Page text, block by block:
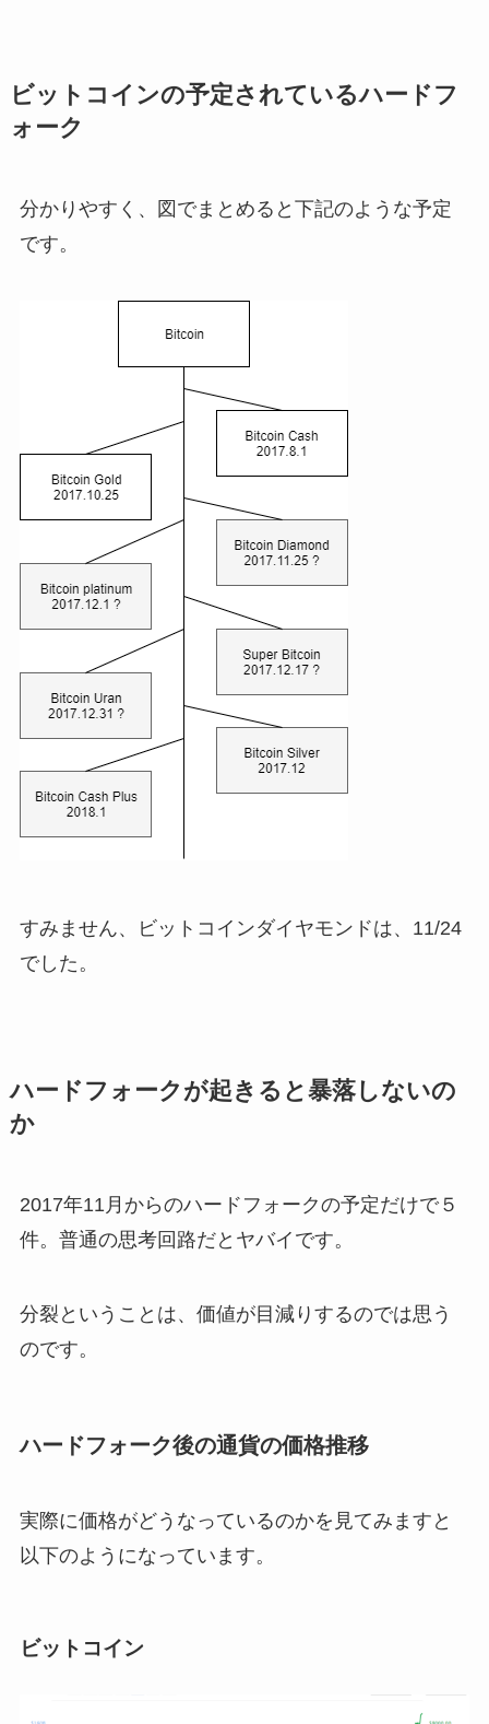
ビットコインの予定されているハードフ
ォーク
分かりやすく、図でまとめると下記のような予定
です。
すみません、ビットコインダイヤモンドは、11/24
でした。
ハードフォークが起きると暴落しないの
か
2017年11月からのハードフォークの予定だけで５
件。普通の思考回路だとヤバイです。
分裂ということは、価値が目減りするのでは思う
のです。
ハードフォーク後の通貨の価格推移
実際に価格がどうなっているのかを見てみますと
以下のようになっています。
ビットコイン